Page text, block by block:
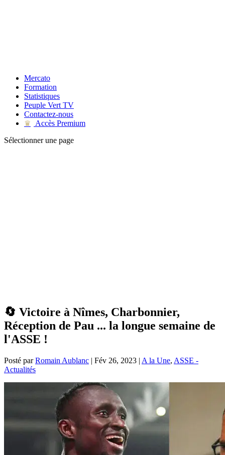
Mercato
Formation
Statistiques
Peuple Vert TV
Contactez-nous
♛
Accès Premium
Sélectionner une page
🔄 Victoire à Nîmes, Charbonnier,
Réception de Pau ... la longue semaine de
l'ASSE !
Posté parRomain Aublanc | Fév 26, 2023 | A la Une, ASSE -
Actualités